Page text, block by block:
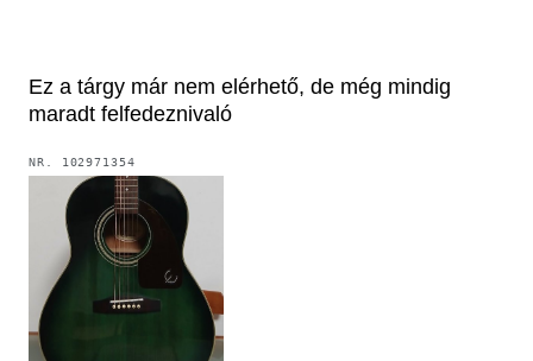
Ez a tárgy már nem elérhető, de még mindig
maradt felfedeznivaló
NR. 102971354